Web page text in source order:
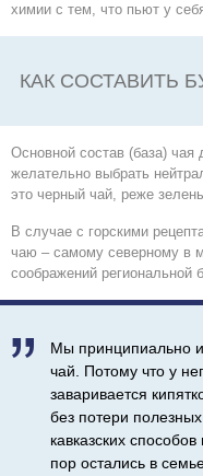
химии с тем, что пьют у
КАК СОСТАВИТЬ
Основной состав (база)
желательно выбрать
это черный чай, реже
В случае с горскими
чаю – самому северному в
соображений региональной

Мы принципиально
чай. Потому что у
заваривается
без потери
кавказских
пор остались в